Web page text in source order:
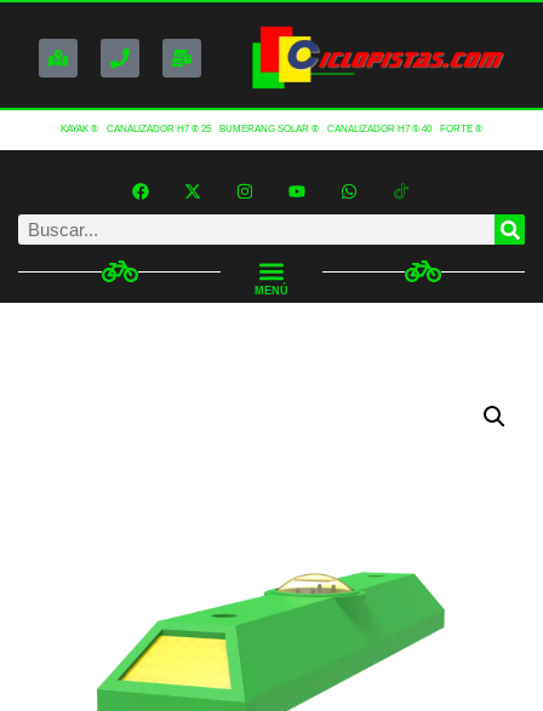
KAYAK ® CANALIZADOR H7 ® 25 BUMERANG SOLAR ® CANALIZADOR H7 ® 40 FORTE ®
MENÚ